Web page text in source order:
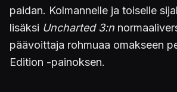
paidan. Kolmannelle ja toiselle
lisäksi Uncharted 3:n
päävoittaja rohmuaa omakseen
Edition -painoksen.